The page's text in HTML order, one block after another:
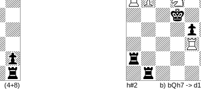
(4+8) h#2 b) bQh7 -> d1